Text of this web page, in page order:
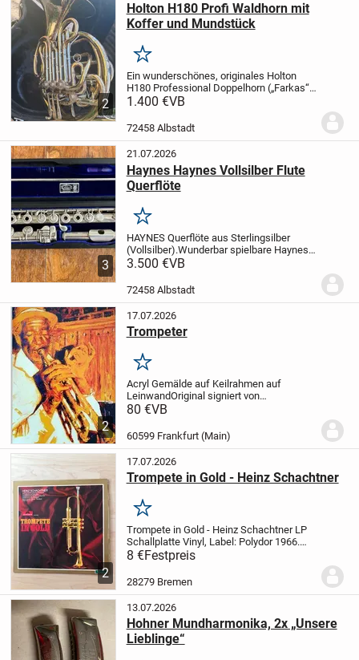
2
Holton H180 Profi Waldhorn mit
Koffer und Mundstück
Merken
Ein wunderschönes, originales Holton
H180 Professional Doppelhorn („Farkas“)
mit Koffer, das mit der begehrten Kruspe-
orchestralen Klang ausgestattet ist.
1.400 €VB
72458 Albstadt
3
21.07.2026
Haynes Haynes Vollsilber Flute
Querflöte
Merken
HAYNES Querflöte aus Sterlingsilber
(Vollsilber).Wunderbar spielbare Haynes-
Querflöte aus der goldenen Ära, komplett
Gebrauchsspuren.
und weist keine...
3.500 €VB
72458 Albstadt
2
17.07.2026
Trompeter
Merken
Acryl Gemälde auf Keilrahmen auf
LeinwandOriginal signiert von
kubanischem Artist
80 €VB
60599 Frankfurt (Main)
2
17.07.2026
Trompete in Gold - Heinz Schachtner
Merken
Trompete in Gold - Heinz Schachtner LP
Schallplatte Vinyl, Label: Polydor 1966.
Diese tolle Schallplatte ist eine Rarität
und sucht jetzt einen liebevollen
Neubesitzer und sind ein kostbarstes...
8 €Festpreis
28279 Bremen
13.07.2026
Hohner Mundharmonika, 2x „Unsere
Lieblinge“